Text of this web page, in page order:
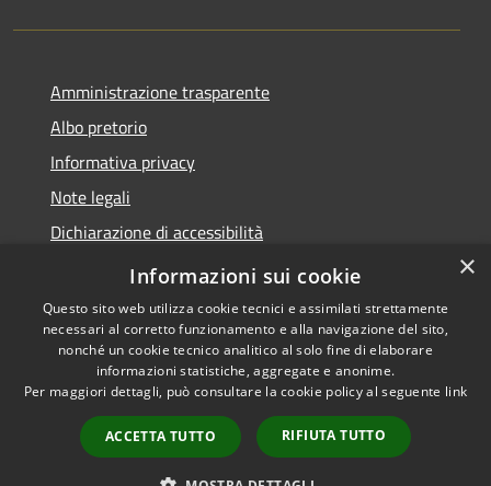
Amministrazione trasparente
Albo pretorio
Informativa privacy
Note legali
Dichiarazione di accessibilità
Obiettivi di accessibilità
Accessibilità
Copyright © 2026 • Comune di
Marmirolo • Powered by
Municipium•
Accesso
redazione
×
Informazioni sui cookie
Questo sito web utilizza cookie tecnici e assimilati strettamente
necessari al corretto funzionamento e alla navigazione del sito,
nonché un cookie tecnico analitico al solo fine di elaborare
informazioni statistiche, aggregate e anonime.
Per maggiori dettagli, può consultare la cookie policy al seguente link
ACCETTA TUTTO RIFIUTA TUTTO